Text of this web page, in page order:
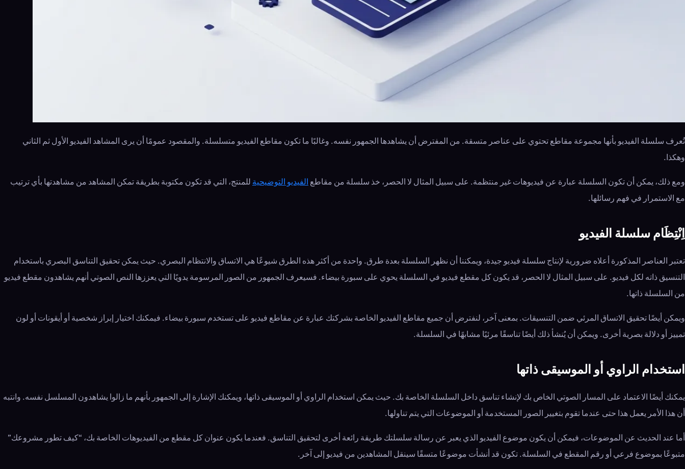
تُعرف سلسلة الفيديو بأنها مجموعة مقاطع تحتوي على عناصر متسقة. من المفترض أن يشاهدها الجمهور نفسه. وغالبًا ما تكون مقاطع الفيديو متسلسلة. والمقصود عمومًا أن يرى المشاهد الفيديو الأول ثم الثاني
وهكذا.
ومع ذلك، يمكن أن تكون السلسلة عبارة عن فيديوهات غير منتظمة. على سبيل المثال لا الحصر، خذ سلسلة من مقاطع الفيديو التوضيحية للمنتج، التي قد تكون مكتوبة بطريقة تمكن المشاهد من مشاهدتها بأي ترتيب
مع الاستمرار في فهم رسائلها.
اِنْتِظَام سلسلة الفيديو
تعتبر العناصر المذكورة أعلاه ضرورية لإنتاج سلسلة فيديو جيدة، ويمكننا أن نظهر السلسلة بعدة طرق. واحدة من أكثر هذه الطرق شيوعًا هي الاتساق والانتظام البصري. حيث يمكن تحقيق التناسق البصري باستخدام
التنسيق ذاته لكل فيديو. على سبيل المثال لا الحصر، قد يكون كل مقطع فيديو في السلسلة يحوي على سبورة بيضاء. فسيعرف الجمهور من الصور المرسومة يدويًا التي يعززها النص الصوتي أنهم يشاهدون مقطع فيديو
من السلسلة ذاتها.
ويمكن أيضًا تحقيق الاتساق المرئي ضمن التنسيقات. بمعنى آخر، لنفترض أن جميع مقاطع الفيديو الخاصة بشركتك عبارة عن مقاطع فيديو على تستخدم سبورة بيضاء. فيمكنك اختيار إبراز شخصية أو أيقونات أو لون
تمييز أو دلالة بصرية أخرى. ويمكن أن يُنشأ ذلك أيضًا تناسقًا مرئيًا مشابهًا في السلسلة.
استخدام الراوي أو الموسيقى ذاتها
يمكنك أيضًا الاعتماد على المسار الصوتي الخاص بك لإنشاء تناسق داخل السلسلة الخاصة بك. حيث يمكن استخدام الراوي أو الموسيقى ذاتها، ويمكنك الإشارة إلى الجمهور بأنهم ما زالوا يشاهدون المسلسل نفسه. وانتبه
أن هذا الأمر يعمل هذا حتى عندما تقوم بتغيير الصور المستخدمة أو الموضوعات التي يتم تناولها.
أما عند الحديث عن الموضوعات، فيمكن أن يكون موضوع الفيديو الذي يعبر عن رسالة سلسلتك طريقة رائعة أخرى لتحقيق التناسق. فعندما يكون عنوان كل مقطع من الفيديوهات الخاصة بك، “كيف تطور مشروعك”
متبوعًا بموضوع فرعي أو رقم المقطع في السلسلة. تكون قد أنشأت موضوعًا متسقًا سينقل المشاهدين من فيديو إلى آخر.